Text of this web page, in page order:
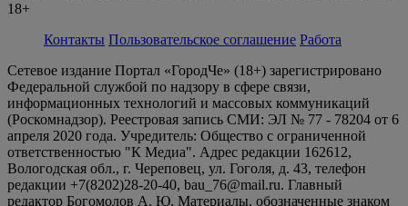
18+
Контакты Пользовательское соглашение Работа
Сетевое издание Портал «ГородЧе» (18+) зарегистрировано
Федеральной службой по надзору в сфере связи,
информационных технологий и массовых коммуникаций
(Роскомнадзор). Реестровая запись СМИ: ЭЛ № 77 - 78204 от 6
апреля 2020 года. Учредитель: Общество с ограниченной
ответственностью "К Медиа". Адрес редакции 162612,
Вологодская обл., г. Череповец, ул. Гоголя, д. 43, телефон
редакции +7(8202)28-20-40, bau_76@mail.ru. Главный
редактор Богомолов А. Ю. Материалы, обозначенные знаком